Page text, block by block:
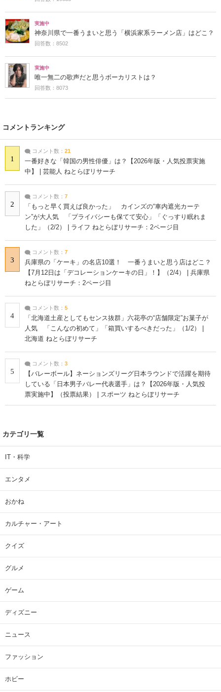
実施中
神奈川県で一番うまいと思う「横浜家系ラーメン店」はどこ？
回答数：8502
実施中
唯一無二の歌声だと思うボーカリストは？
回答数：8073
コメントランキング
1
コメント数： 21
一番好きな「韓国の男性俳優」は？【2026年版・人気投票実施
中】 | 芸能人 ねとらぼリサーチ
2
コメント数： 7
「もっと早く買えば良かった」 カインズの“車内遮光カーテ
ン”が大人気 「プライバシーも保てて安心」「ぐっすり眠れま
した」（2/2） | ライフ ねとらぼリサーチ：2ページ目
3
コメント数： 7
兵庫県の「ケーキ」の名店10選！ 一番うまいと思う店はどこ？
【7月12日は「デコレーションケーキの日」！】（2/4） | 兵庫県
ねとらぼリサーチ：2ページ目
4
コメント数： 5
「北海道土産としてもセンス抜群」六花亭の“店舗限定”お菓子が
人気 「こんなの初めて」「箱買いするべきだった」（1/2） |
北海道 ねとらぼリサーチ
5
コメント数： 3
【バレーボール】ネーションズリーグ日本ラウンドで活躍を期待
している「日本男子バレー代表選手」は？【2026年版・人気投
票実施中】（投票結果） | スポーツ ねとらぼリサーチ
カテゴリ一覧
IT・科学
エンタメ
おかね
カルチャー・アート
クイズ
グルメ
ゲーム
ディズニー
ニュース
ファッション
ホビー